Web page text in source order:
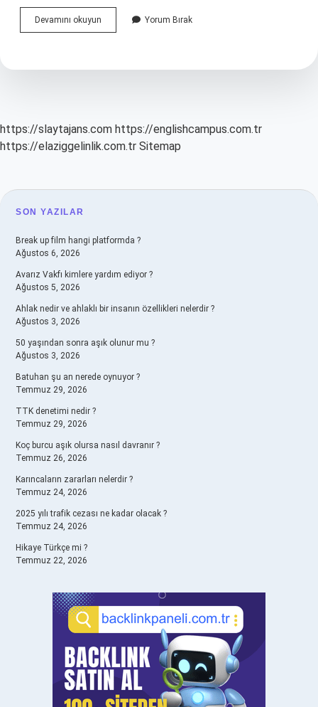
Devamını okuyun Edebiyatta
Rapor
Yorum Bırak
https://slaytajans.com https://englishcampus.com.tr
https://elaziggelinlik.com.tr Sitemap
SIDEBAR
SON YAZILAR
Break up film hangi platformda ?
Ağustos 6, 2026
Avarız Vakfı kimlere yardım ediyor ?
Ağustos 5, 2026
Ahlak nedir ve ahlaklı bir insanın özellikleri nelerdir ?
Ağustos 3, 2026
50 yaşından sonra aşık olunur mu ?
Ağustos 3, 2026
Batuhan şu an nerede oynuyor ?
Temmuz 29, 2026
TTK denetimi nedir ?
Temmuz 29, 2026
Koç burcu aşık olursa nasıl davranır ?
Temmuz 26, 2026
Karıncaların zararları nelerdir ?
Temmuz 24, 2026
2025 yılı trafik cezası ne kadar olacak ?
Temmuz 24, 2026
Hikaye Türkçe mi ?
Temmuz 22, 2026